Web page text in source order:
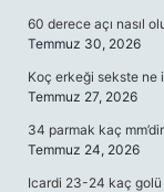
60 derece açı nasıl
Temmuz 30, 2026
Koç erkeği sekste ne
Temmuz 27, 2026
34 parmak kaç
Temmuz 24, 2026
Icardi 23-24 kaç golü